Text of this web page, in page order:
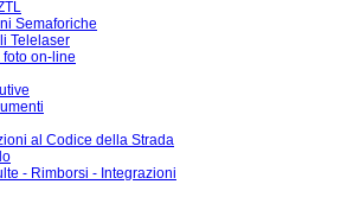
Semaforiche
Telelaser
foto on-line
al Codice della Strada
- Rimborsi - Integrazioni